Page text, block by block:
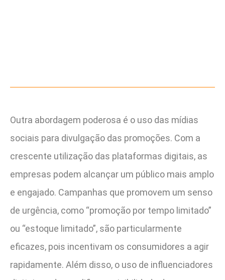
Outra abordagem poderosa é o uso das mídias
sociais para divulgação das promoções. Com a
crescente utilização das plataformas digitais, as
empresas podem alcançar um público mais amplo
e engajado. Campanhas que promovem um senso
de urgência, como “promoção por tempo limitado”
ou “estoque limitado”, são particularmente
eficazes, pois incentivam os consumidores a agir
rapidamente. Além disso, o uso de influenciadores